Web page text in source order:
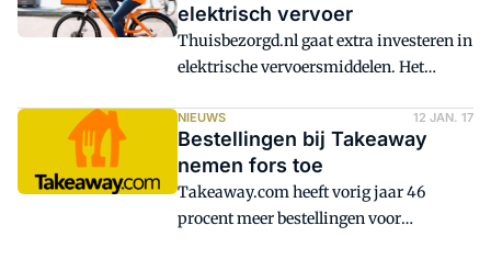
elektrisch vervoer
Thuisbezorgd.nl gaat extra investeren in
elektrische vervoersmiddelen. Het
minimaal de helft van alle maaltijden in
Nederland 'groen' te bezorgen. Het gaat
om tientallen miljoenen bezorgingen per
jaar.
NIEUWS 12 JAN. 17
Bestellingen bij Takeaway
nemen fors toe
Takeaway.com heeft vorig jaar 46
procent meer bestellingen voor